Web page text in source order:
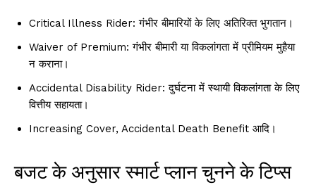
Critical Illness Rider: गंभीर बीमारियों के लिए अतिरिक्त भुगतान।
Waiver of Premium: गंभीर बीमारी या विकलांगता में प्रीमियम मुहैया
न कराना।
Accidental Disability Rider: दुर्घटना में स्थायी विकलांगता के लिए
वित्तीय सहायता।
Increasing Cover, Accidental Death Benefit आदि।
बजट के अनुसार स्मार्ट प्लान चुनने के टिप्स